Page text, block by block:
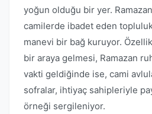
yoğun olduğu bir yer.
camilerde ibadet eden
manevi bir bağ kuruyor.
bir araya gelmesi, Ramazan
vakti geldiğinde ise, cami
sofralar, ihtiyaç sahipleriyle
örneği sergileniyor.